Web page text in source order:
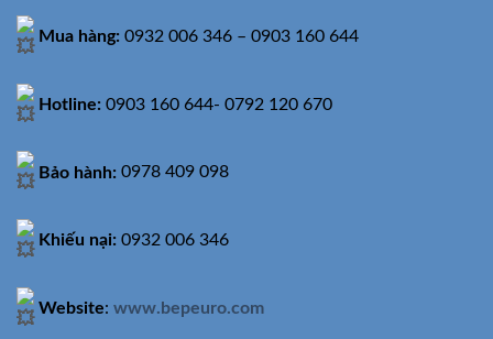
Mua hàng: 0932 006 346 – 0903 160 644
Hotline: 0903 160 644- 0792 120 670
Bảo hành: 0978 409 098
Khiếu nại: 0932 006 346
Website: www.bepeuro.com